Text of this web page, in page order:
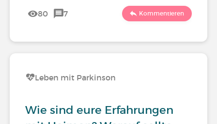
80 7 Kommentieren
Leben mit Parkinson
Wie sind eure Erfahrungen